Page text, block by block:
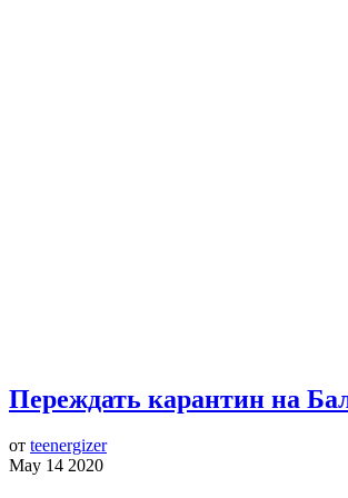
Переждать карантин на
от teenergizer
May 14 2020